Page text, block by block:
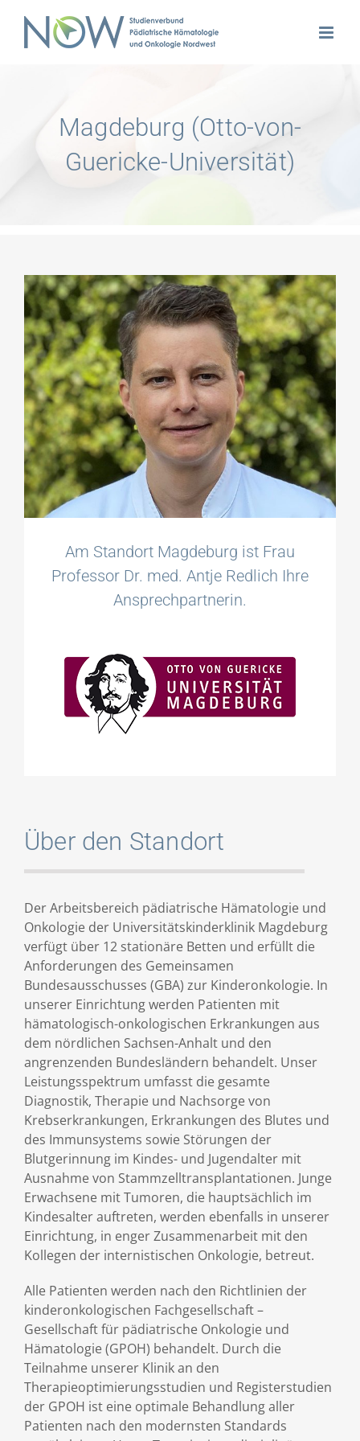
Inhalt
springen
Magdeburg (Otto-von-
Guericke-Universität)
Am Standort Magdeburg ist Frau
Professor Dr. med. Antje Redlich Ihre
Ansprechpartnerin.
Über den Standort
Der Arbeitsbereich pädiatrische Hämatologie und
Onkologie der Universitätskinderklinik Magdeburg
verfügt über 12 stationäre Betten und erfüllt die
Anforderungen des Gemeinsamen
Bundesausschusses (GBA) zur Kinderonkologie. In
unserer Einrichtung werden Patienten mit
hämatologisch-onkologischen Erkrankungen aus
dem nördlichen Sachsen-Anhalt und den
angrenzenden Bundesländern behandelt. Unser
Leistungsspektrum umfasst die gesamte
Diagnostik, Therapie und Nachsorge von
Krebserkrankungen, Erkrankungen des Blutes und
des Immunsystems sowie Störungen der
Blutgerinnung im Kindes- und Jugendalter mit
Ausnahme von Stammzelltransplantationen. Junge
Erwachsene mit Tumoren, die hauptsächlich im
Kindesalter auftreten, werden ebenfalls in unserer
Einrichtung, in enger Zusammenarbeit mit den
Kollegen der internistischen Onkologie, betreut.
Alle Patienten werden nach den Richtlinien der
kinderonkologischen Fachgesellschaft –
Gesellschaft für pädiatrische Onkologie und
Hämatologie (GPOH) behandelt. Durch die
Teilnahme unserer Klinik an den
Therapieoptimierungsstudien und Registerstudien
der GPOH ist eine optimale Behandlung aller
Patienten nach den modernsten Standards